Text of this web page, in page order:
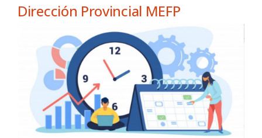
Dirección Provincial MEFP